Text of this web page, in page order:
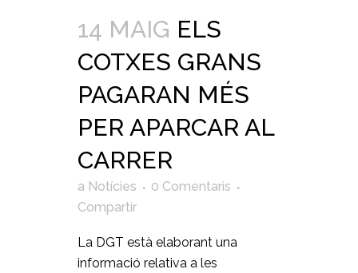
14 MAIG ELS
COTXES GRANS
PAGARAN MÉS
PER APARCAR AL
CARRER
a Notícies
0 Comentaris
Compartir
La DGT està elaborant una
informació relativa a les